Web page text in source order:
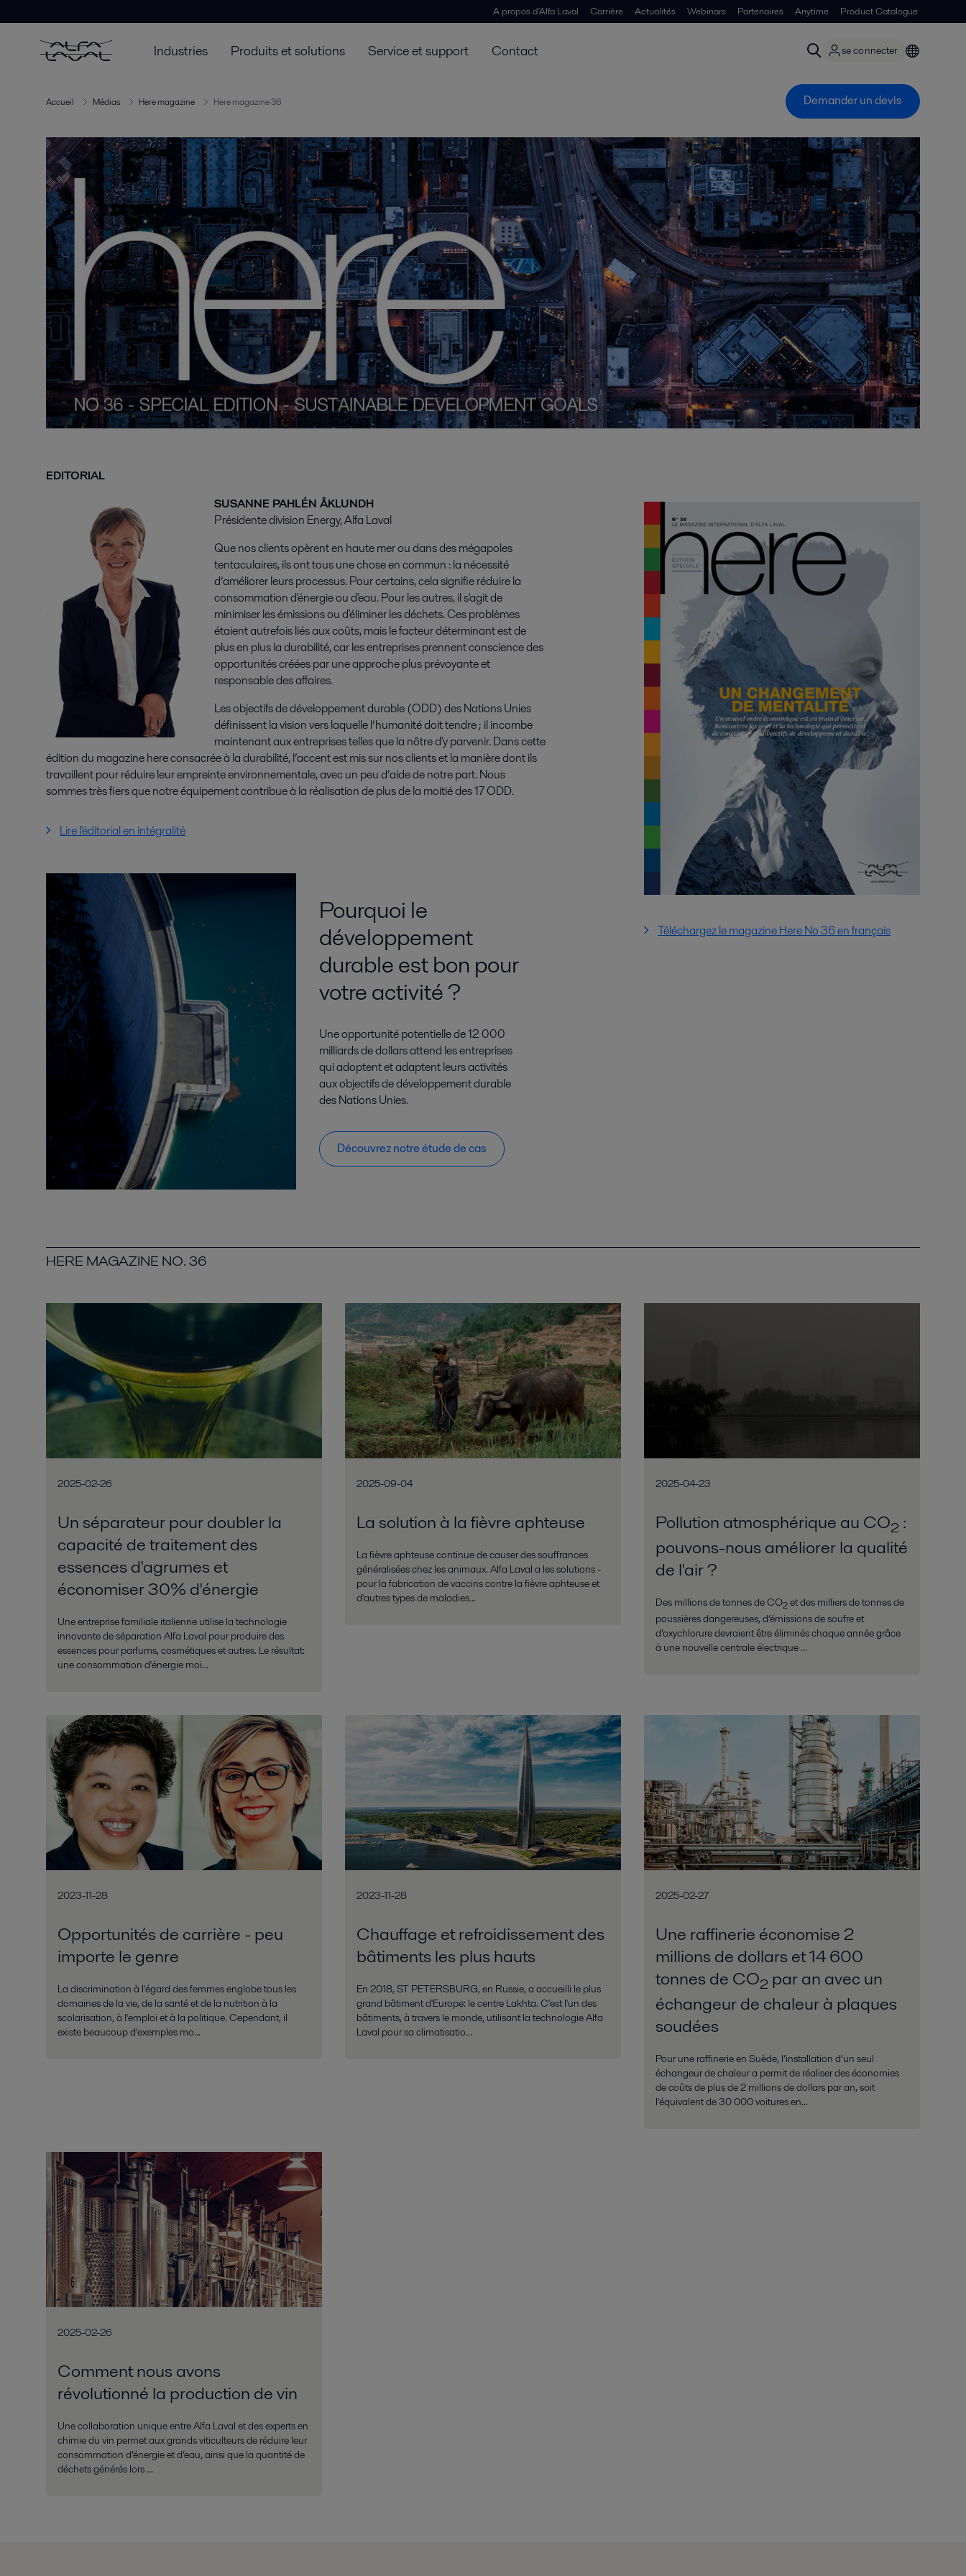
A propos d'Alfa Laval Carrière Actualités Webinars Partenaires Anytime Product Catalogue
Industries Produits et solutions Service et support Contact se connecter
Accueil Médias Here magazine Here magazine 36 Demander un devis
EDITORIAL
SUSANNE PAHLÉN ÅKLUNDH
Présidente division Energy, Alfa Laval
Que nos clients opèrent en haute mer ou dans des mégapoles
tentaculaires, ils ont tous une chose en commun : la nécessité
d’améliorer leurs processus. Pour certains, cela signifie réduire la
consommation d'énergie ou d'eau. Pour les autres, il s'agit de
minimiser les émissions ou d'éliminer les déchets. Ces problèmes
étaient autrefois liés aux coûts, mais le facteur déterminant est de
plus en plus la durabilité, car les entreprises prennent conscience des
opportunités créées par une approche plus prévoyante et
responsable des affaires.
Les objectifs de développement durable (ODD) des Nations Unies
définissent la vision vers laquelle l’humanité doit tendre ; il incombe
maintenant aux entreprises telles que la nôtre d'y parvenir. Dans cette
édition du magazine here consacrée à la durabilité, l’accent est mis sur nos clients et la manière dont ils
travaillent pour réduire leur empreinte environnementale, avec un peu d’aide de notre part. Nous
sommes très fiers que notre équipement contribue à la réalisation de plus de la moitié des 17 ODD.
Lire l'éditorial en intégralité
Pourquoi le
développement
durable est bon pour
votre activité ?
Une opportunité potentielle de 12 000
milliards de dollars attend les entreprises
qui adoptent et adaptent leurs activités
aux objectifs de développement durable
des Nations Unies.
Découvrez notre étude de cas
Téléchargez le magazine Here No 36 en français
HERE MAGAZINE NO. 36
2025-02-26
Un séparateur pour doubler la
capacité de traitement des
essences d'agrumes et
économiser 30% d'énergie
Une entreprise familiale italienne utilise la technologie
innovante de séparation Alfa Laval pour produire des
essences pour parfums, cosmétiques et autres. Le résultat:
une consommation d'énergie moi...
2025-09-04
La solution à la fièvre aphteuse
La fièvre aphteuse continue de causer des souffrances
généralisées chez les animaux. Alfa Laval a les solutions -
pour la fabrication de vaccins contre la fièvre aphteuse et
d'autres types de maladies...
2025-04-23
Pollution atmosphérique au CO2 :
pouvons-nous améliorer la qualité
de l'air ?
Des millions de tonnes de CO2et des milliers de tonnes de
poussières dangereuses, d’émissions de soufre et
d’oxychlorure devraient être éliminés chaque année grâce
à une nouvelle centrale électrique ...
2023-11-28
Opportunités de carrière - peu
importe le genre
La discrimination à l'égard des femmes englobe tous les
domaines de la vie, de la santé et de la nutrition à la
scolarisation, à l'emploi et à la politique. Cependant, il
existe beaucoup d'exemples mo...
2023-11-28
Chauffage et refroidissement des
bâtiments les plus hauts
En 2018, ST PETERSBURG, en Russie, a accueilli le plus
grand bâtiment d'Europe: le centre Lakhta. C'est l'un des
bâtiments, à travers le monde, utilisant la technologie Alfa
Laval pour sa climatisatio...
2025-02-27
Une raffinerie économise 2
millions de dollars et 14 600
tonnes de CO2 par an avec un
échangeur de chaleur à plaques
soudées
Pour une raffinerie en Suède, l’installation d’un seul
échangeur de chaleur a permit de réaliser des économies
de coûts de plus de 2 millions de dollars par an, soit
l'équivalent de 30 000 voitures en...
2025-02-26
Comment nous avons
révolutionné la production de vin
Une collaboration unique entre Alfa Laval et des experts en
chimie du vin permet aux grands viticulteurs de réduire leur
consommation d’énergie et d’eau, ainsi que la quantité de
déchets générés lors ...